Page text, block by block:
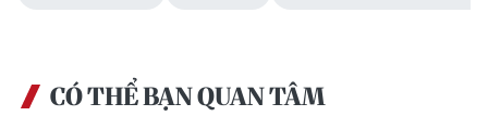
CÓ THỂ BẠN QUAN TÂM